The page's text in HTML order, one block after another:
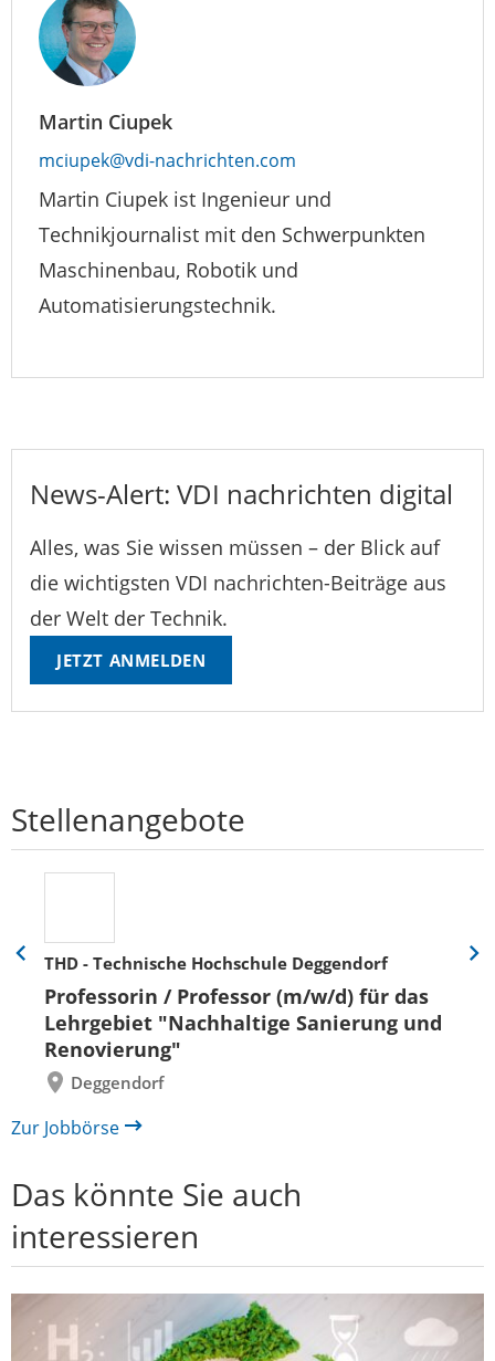
Martin Ciupek
mciupek@vdi-nachrichten.com
Martin Ciupek ist Ingenieur und
Technikjournalist mit den Schwerpunkten
Maschinenbau, Robotik und
Automatisierungstechnik.
News-Alert: VDI nachrichten digital
Alles, was Sie wissen müssen – der Blick auf
die wichtigsten VDI nachrichten-Beiträge aus
der Welt der Technik.
JETZT ANMELDEN
Stellenangebote
THD - Technische Hochschule Deggendorf
Professorin / Professor (m/w/d) für das
Lehrgebiet "Nachhaltige Sanierung und
Renovierung"
Deggendorf
Eine
zurück
Eine
Zur Jobbörse
Das könnte Sie auch
interessieren